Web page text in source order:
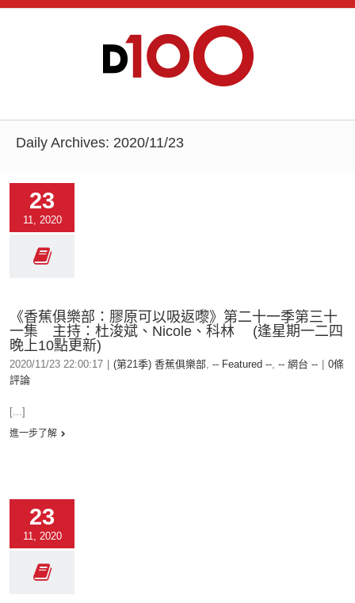
Daily Archives: 2020/11/23
23
11, 2020
《香蕉俱樂部：膠原可以吸返嚟》第二十一季第三十
一集 主持：杜浚斌、Nicole、科林 (逢星期一二四
晚上10點更新)
2020/11/23 22:00:17 (第21季) 香蕉俱樂部, -- Featured --, -- 網台 --
0條
評論
[...]
進一步了解
23
11, 2020